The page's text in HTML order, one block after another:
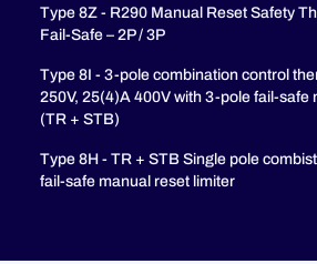
Type 8Z - R290 Manual Reset Safety
Fail-Safe – 2P / 3P
Type 8I - 3-pole combination control
250V, 25(4)A 400V with 3-pole fail-safe
(TR + STB)
Type 8H - TR + STB Single pole
fail-safe manual reset limiter